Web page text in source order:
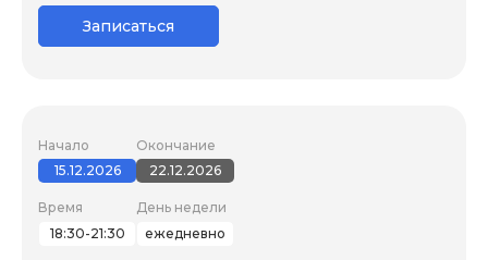
Записаться
Начало
15.12.2026
Окончание
22.12.2026
Время
18:30-21:30
День недели
ежедневно